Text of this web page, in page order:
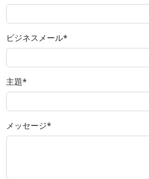
ビジネスメール*
主題*
メッセージ*